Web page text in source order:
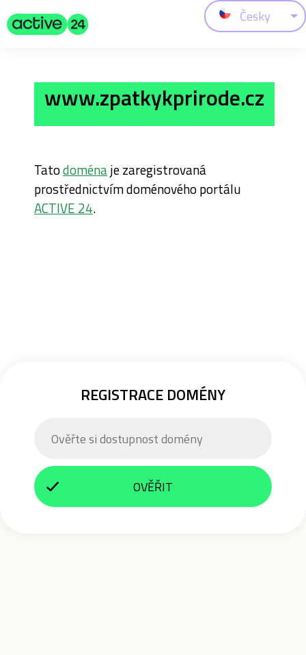
Česky
www.zpatkykprirode.cz
Tatodoménaje zaregistrovaná
prostřednictvím doménového portálu
ACTIVE 24.
REGISTRACE DOMÉNY
OVĚŘIT